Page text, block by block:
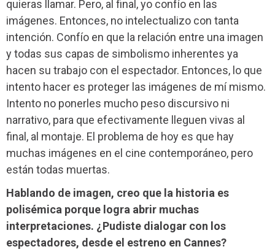
quieras llamar. Pero, al final, yo confío en las
imágenes. Entonces, no intelectualizo con tanta
intención. Confío en que la relación entre una imagen
y todas sus capas de simbolismo inherentes ya
hacen su trabajo con el espectador. Entonces, lo que
intento hacer es proteger las imágenes de mí mismo.
Intento no ponerles mucho peso discursivo ni
narrativo, para que efectivamente lleguen vivas al
final, al montaje. El problema de hoy es que hay
muchas imágenes en el cine contemporáneo, pero
están todas muertas.
Hablando de imagen, creo que la historia es
polisémica porque logra abrir muchas
interpretaciones. ¿Pudiste dialogar con los
espectadores, desde el estreno en Cannes?